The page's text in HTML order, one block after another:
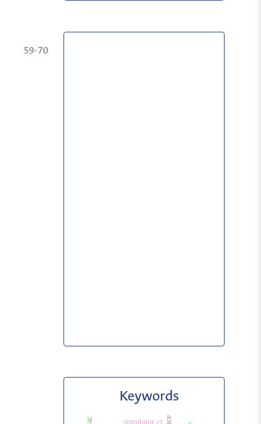
59-70
Keywords
simulator ct